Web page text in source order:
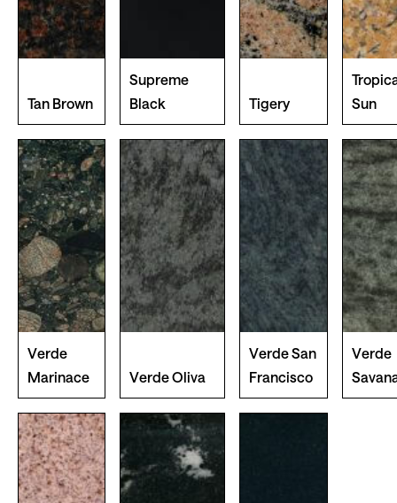
Tan Brown
Supreme
Black
Tigery
Sun
Verde
Marinace
Verde Oliva
Verde San
Francisco
Verde